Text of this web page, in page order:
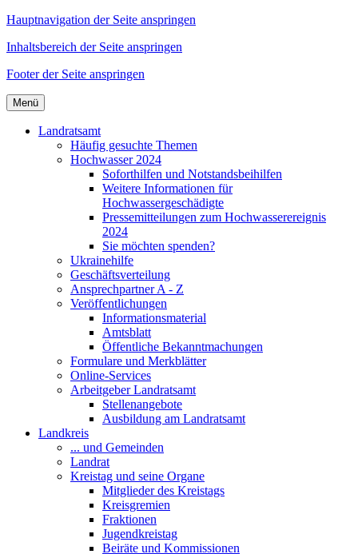
Hauptnavigation der Seite anspringen
Inhaltsbereich der Seite anspringen
Footer der Seite anspringen
Menü
Landratsamt
Häufig gesuchte Themen
Hochwasser 2024
Soforthilfen und Notstandsbeihilfen
Weitere Informationen für
Hochwassergeschädigte
Pressemitteilungen zum Hochwasserereignis
2024
Sie möchten spenden?
Ukrainehilfe
Geschäftsverteilung
Ansprechpartner A - Z
Veröffentlichungen
Informationsmaterial
Amtsblatt
Öffentliche Bekanntmachungen
Formulare und Merkblätter
Online-Services
Arbeitgeber Landratsamt
Stellenangebote
Ausbildung am Landratsamt
Landkreis
... und Gemeinden
Landrat
Kreistag und seine Organe
Mitglieder des Kreistags
Kreisgremien
Fraktionen
Jugendkreistag
Beiräte und Kommissionen